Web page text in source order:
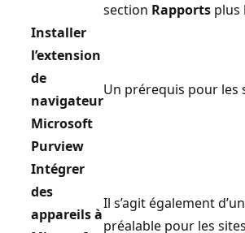
section Rapports plus
Installer
l’extension
de
navigateur
Microsoft
Purview
Un prérequis pour les
Intégrer
des
appareils à
Il s’agit également
préalable pour les